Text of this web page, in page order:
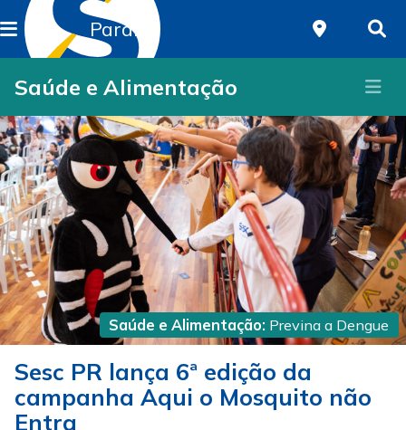
Paraná
Saúde e Alimentação
Saúde e Alimentação: Previna a Dengue
Sesc PR lança 6ª edição da
campanha Aqui o Mosquito não
Entra